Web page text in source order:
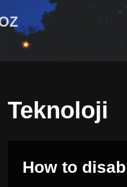
Teknoloji
How to